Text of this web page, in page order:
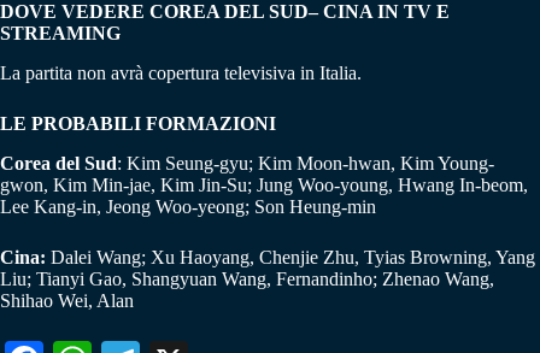
DOVE VEDERE COREA DEL SUD– CINA IN TV E
STREAMING
La partita non avrà copertura televisiva in Italia.
LE PROBABILI FORMAZIONI
Corea del Sud: Kim Seung-gyu; Kim Moon-hwan, Kim Young-
gwon, Kim Min-jae, Kim Jin-Su; Jung Woo-young, Hwang In-beom,
Lee Kang-in, Jeong Woo-yeong; Son Heung-min
Cina: Dalei Wang; Xu Haoyang, Chenjie Zhu, Tyias Browning, Yang
Liu; Tianyi Gao, Shangyuan Wang, Fernandinho; Zhenao Wang,
Shihao Wei, Alan